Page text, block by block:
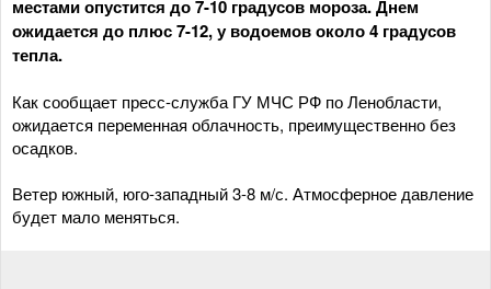
местами опустится до 7-10 градусов мороза. Днем
ожидается до плюс 7-12, у водоемов около 4 градусов
тепла.
Как сообщает пресс-служба ГУ МЧС РФ по Ленобласти,
ожидается переменная облачность, преимущественно без
осадков.
Ветер южный, юго-западный 3-8 м/с. Атмосферное давление
будет мало меняться.